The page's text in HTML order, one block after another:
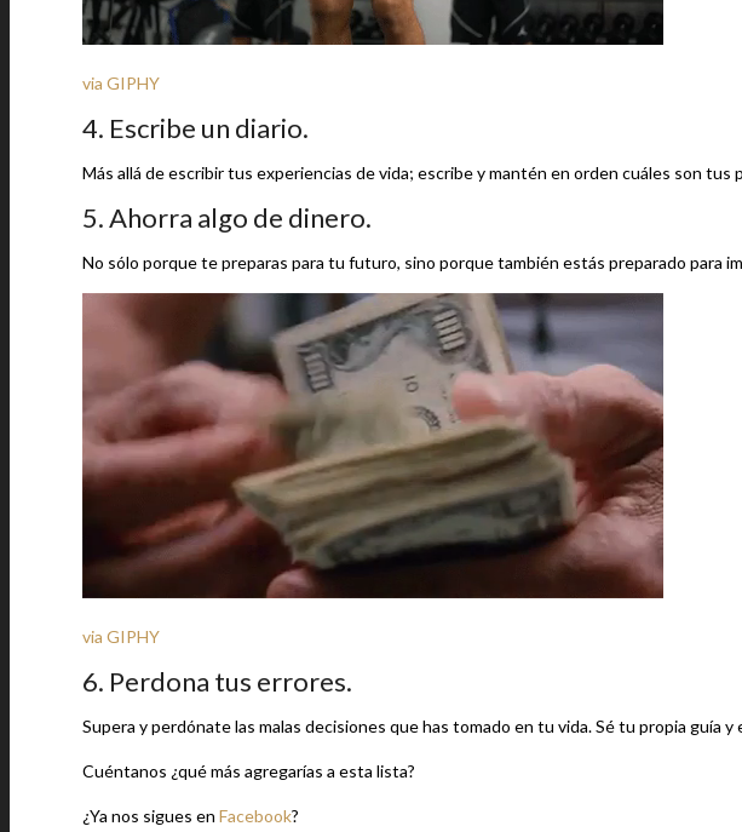
via GIPHY
4. Escribe un diario.
Más allá de escribir tus experiencias de vida; escribe y mantén en orden cuáles son tus
5. Ahorra algo de dinero.
No sólo porque te preparas para tu futuro, sino porque también estás preparado para
via GIPHY
6. Perdona tus errores.
Supera y perdónate las malas decisiones que has tomado en tu vida. Sé tu propia guía
Cuéntanos ¿qué más agregarías a esta lista?
¿Ya nos sigues en Facebook?